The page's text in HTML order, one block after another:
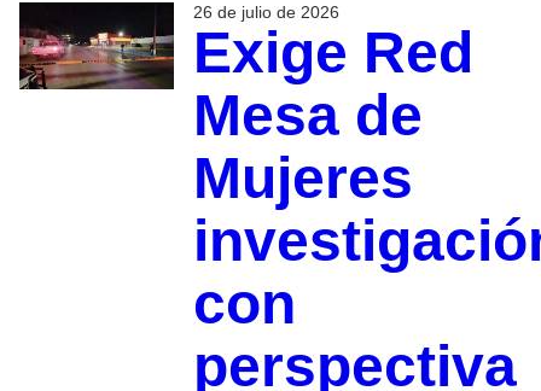
26 de julio de 2026
Exige Red
Mesa de
Mujeres
con
perspectiva